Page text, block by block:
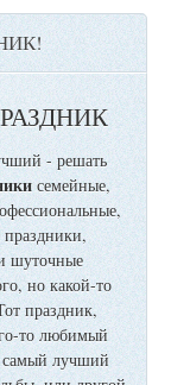
- решать
семейные,
шуточные
но какой-то
праздник,
то любимый
самый лучший